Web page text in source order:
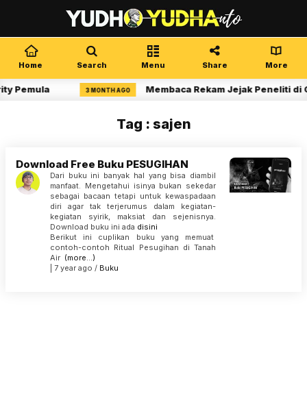
Home Search Menu Share More
Pemula 3 MONTH AGO Membaca Rekam Jejak Peneliti di
Tag : sajen
Download Free Buku PESUGIHAN
Dari buku ini banyak hal yang bisa diambil
manfaat. Mengetahui isinya bukan sekedar
sebagai bacaan tetapi untuk kewaspadaan
diri agar tak terjerumus dalam kegiatan-
kegiatan syirik, maksiat dan sejenisnya.
Download buku ini ada disini
Berikut ini cuplikan buku yang memuat
contoh-contoh Ritual Pesugihan di Tanah
Air (more…)
| 7 year ago / Buku